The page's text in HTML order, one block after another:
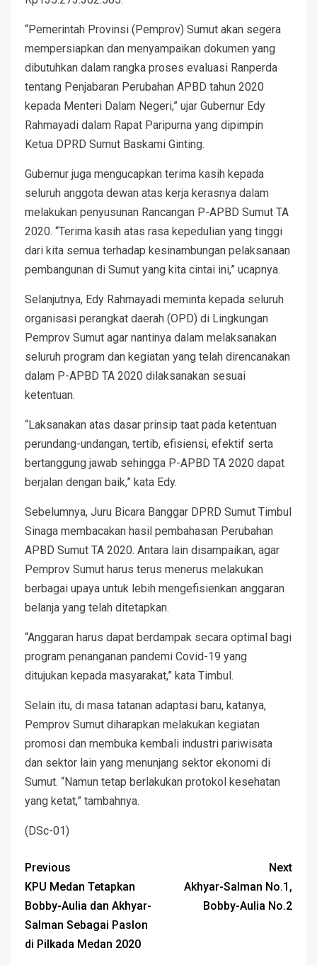
“Pemerintah Provinsi (Pemprov) Sumut akan segera
mempersiapkan dan menyampaikan dokumen yang
dibutuhkan dalam rangka proses evaluasi Ranperda
tentang Penjabaran Perubahan APBD tahun 2020
kepada Menteri Dalam Negeri,” ujar Gubernur Edy
Rahmayadi dalam Rapat Paripurna yang dipimpin
Ketua DPRD Sumut Baskami Ginting.
Gubernur juga mengucapkan terima kasih kepada
seluruh anggota dewan atas kerja kerasnya dalam
melakukan penyusunan Rancangan P-APBD Sumut TA
2020. “Terima kasih atas rasa kepedulian yang tinggi
dari kita semua terhadap kesinambungan pelaksanaan
pembangunan di Sumut yang kita cintai ini,” ucapnya.
Selanjutnya, Edy Rahmayadi meminta kepada seluruh
organisasi perangkat daerah (OPD) di Lingkungan
Pemprov Sumut agar nantinya dalam melaksanakan
seluruh program dan kegiatan yang telah direncanakan
dalam P-APBD TA 2020 dilaksanakan sesuai
ketentuan.
“Laksanakan atas dasar prinsip taat pada ketentuan
perundang-undangan, tertib, efisiensi, efektif serta
bertanggung jawab sehingga P-APBD TA 2020 dapat
berjalan dengan baik,” kata Edy.
Sebelumnya, Juru Bicara Banggar DPRD Sumut Timbul
Sinaga membacakan hasil pembahasan Perubahan
APBD Sumut TA 2020. Antara lain disampaikan, agar
Pemprov Sumut harus terus menerus melakukan
berbagai upaya untuk lebih mengefisienkan anggaran
belanja yang telah ditetapkan.
“Anggaran harus dapat berdampak secara optimal bagi
program penanganan pandemi Covid-19 yang
ditujukan kepada masyarakat,” kata Timbul.
Selain itu, di masa tatanan adaptasi baru, katanya,
Pemprov Sumut diharapkan melakukan kegiatan
promosi dan membuka kembali industri pariwisata
dan sektor lain yang menunjang sektor ekonomi di
Sumut. “Namun tetap berlakukan protokol kesehatan
yang ketat,” tambahnya.
(DSc-01)
Previous
KPU Medan Tetapkan
Bobby-Aulia dan Akhyar-
Salman Sebagai Paslon
di Pilkada Medan 2020
Next
Akhyar-Salman No.1,
Bobby-Aulia No.2